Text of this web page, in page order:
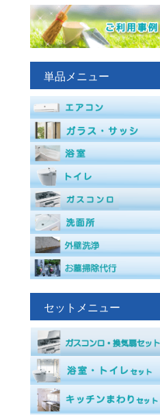
単品メニュー
セットメニュー